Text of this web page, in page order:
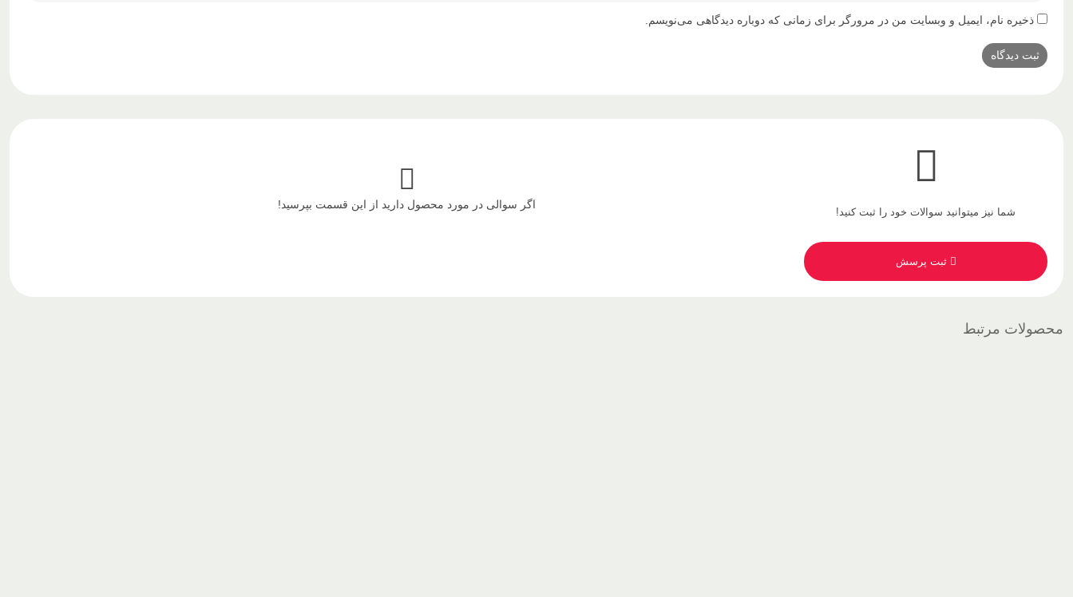
ذخیره نام، ایمیل و وبسایت من در مرورگر برای زمانی که دوباره دیدگاهی می‌نویسم.
شما نیز میتوانید سوالات خود را ثبت کنید!
ثبت پرسش
اگر سوالی در مورد محصول دارید از این قسمت بپرسید!
محصولات مرتبط